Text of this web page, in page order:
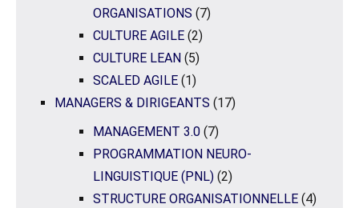
ORGANISATIONS (7)
CULTURE AGILE (2)
CULTURE LEAN (5)
SCALED AGILE (1)
MANAGERS & DIRIGEANTS (17)
MANAGEMENT 3.0 (7)
PROGRAMMATION NEURO-
LINGUISTIQUE (PNL) (2)
STRUCTURE ORGANISATIONNELLE (4)